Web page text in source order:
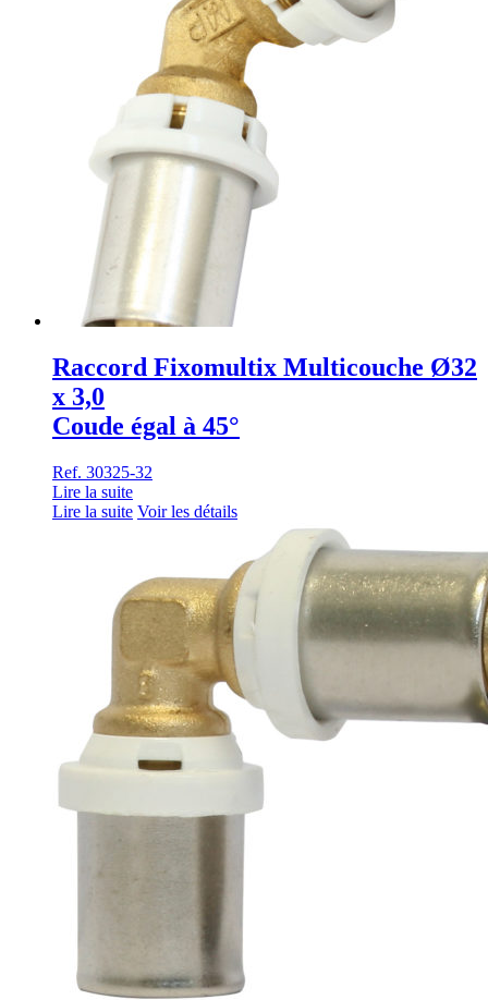
Raccord Fixomultix Multicouche Ø32
x 3,0
Coude égal à 45°
Ref. 30325-32
Lire la suite
Lire la suite Voir les détails